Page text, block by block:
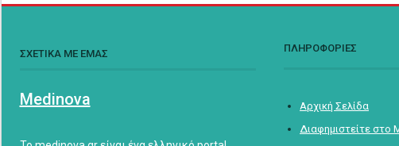
ΣΧΕΤΙΚΑ ΜΕ ΕΜΑΣ
Medinova
ΠΛΗΡΟΦΟΡΙΕΣ
Αρχική Σελίδα
Διαφημιστείτε στο